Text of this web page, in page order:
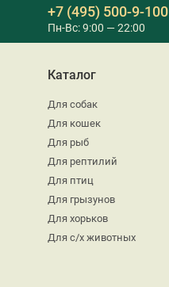
+7 (495) 500-9-100
Пн-Вс: 9:00 — 22:00
Каталог
Для собак
Для кошек
Для рыб
Для рептилий
Для птиц
Для грызунов
Для хорьков
Для с/х животных